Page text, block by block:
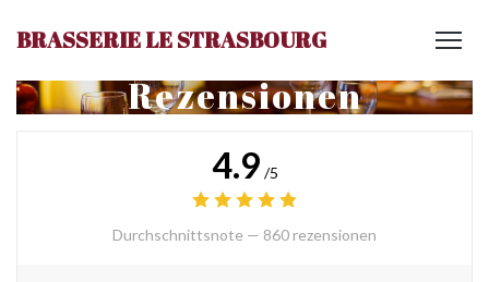
BRASSERIE LE STRASBOURG
Rezensionen
4.9 /5
Durchschnittsnote — 860 rezensionen